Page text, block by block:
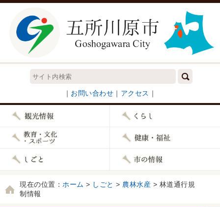
｜ お問い合わせ ｜ アクセス ｜
現在の位置： ホーム > しごと > 農林水産 > 林道通行規
制情報